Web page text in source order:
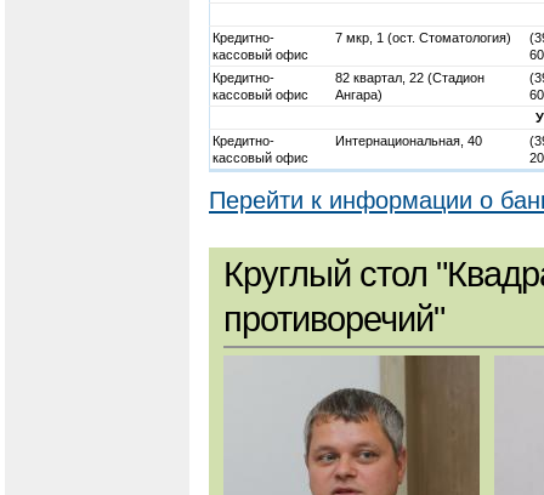
Кредитно-
кассовый офис
7 мкр, 1 (ост. Стоматология)
Кредитно-
кассовый офис
82 квартал, 22 (Стадион
Ангара)
Кредитно-
кассовый офис
Интернациональная, 40
Перейти к информации о
Круглый стол
противоречий"